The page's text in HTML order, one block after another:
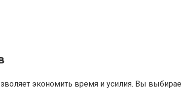
экономить время и усилия. Вы